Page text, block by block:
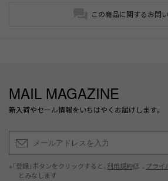
この商品に関するお問
MAIL MAGAZINE
新入荷やセール情報をいちはやくお届けします。
※「登録」ボタンをクリックすると、 利用規約 、 プライ
とみなします